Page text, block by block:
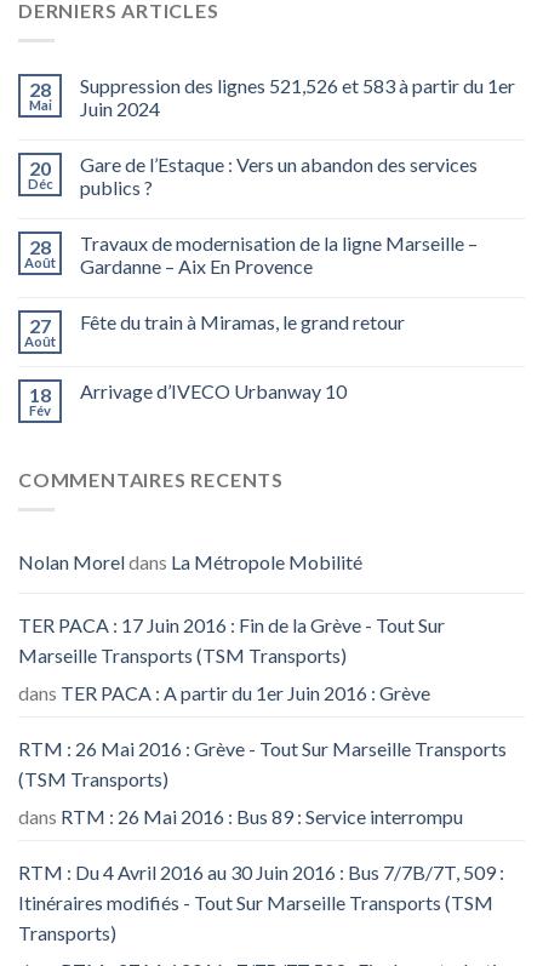
DERNIERS ARTICLES
28
Mai
Suppression des lignes 521,526 et 583 à partir du 1er
Juin 2024
20
Déc
Gare de l’Estaque : Vers un abandon des services
publics ?
28
Août
Travaux de modernisation de la ligne Marseille –
Gardanne – Aix En Provence
27
Août
Fête du train à Miramas, le grand retour
18
Fév
Arrivage d’IVECO Urbanway 10
COMMENTAIRES RECENTS
Nolan Moreldans La Métropole Mobilité
TER PACA : 17 Juin 2016 : Fin de la Grève - Tout Sur
Marseille Transports (TSM Transports)
dans TER PACA : A partir du 1er Juin 2016 : Grève
RTM : 26 Mai 2016 : Grève - Tout Sur Marseille Transports
(TSM Transports)
dans RTM : 26 Mai 2016 : Bus 89 : Service interrompu
RTM : Du 4 Avril 2016 au 30 Juin 2016 : Bus 7/7B/7T, 509 :
Itinéraires modifiés - Tout Sur Marseille Transports (TSM
Transports)